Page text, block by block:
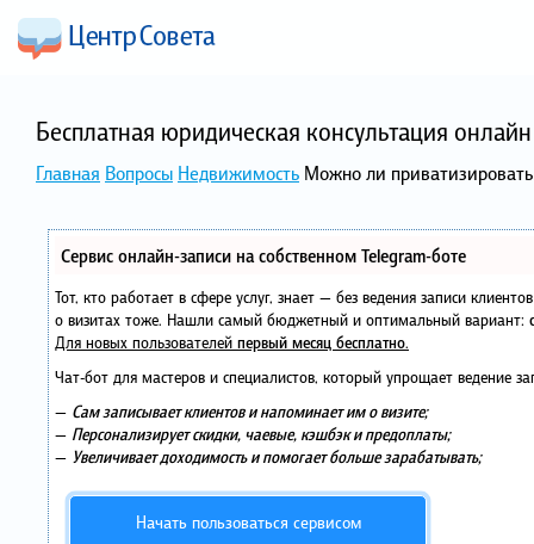
Бесплатная юридическая консультация
Главная Вопросы Недвижимость Можно ли
Сервис онлайн-записи на собственном Telegram-боте
Тот, кто работает в сфере услуг, знает — без ведения записи
о визитах тоже. Нашли самый бюджетный и оптимальный вариант:
Для новых пользователей первый месяц бесплатно.
Чат-бот для мастеров и специалистов, который упрощает ведение
— Сам записывает клиентов и напоминает им о визите;
— Персонализирует скидки, чаевые, кэшбэк и предоплаты;
— Увеличивает доходимость и помогает больше зарабатывать;
Начать пользоваться сервисом